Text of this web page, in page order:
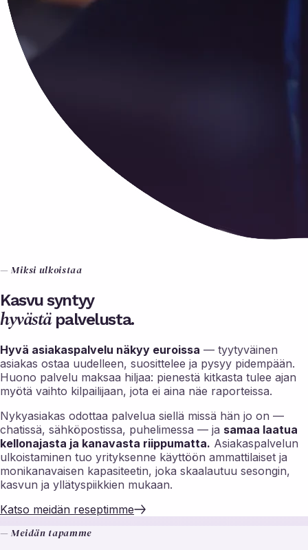
— Miksi ulkoistaa
Kasvu syntyy
hyvästäpalvelusta.
Hyvä asiakaspalvelu näkyy euroissa — tyytyväinen
asiakas ostaa uudelleen, suosittelee ja pysyy pidempään.
Huono palvelu maksaa hiljaa: pienestä kitkasta tulee ajan
myötä vaihto kilpailijaan, jota ei aina näe raporteissa.
Nykyasiakas odottaa palvelua siellä missä hän jo on —
chatissä, sähköpostissa, puhelimessa — ja samaa laatua
kellonajasta ja kanavasta riippumatta. Asiakaspalvelun
ulkoistaminen tuo yrityksenne käyttöön ammattilaiset ja
monikanavaisen kapasiteetin, joka skaalautuu sesongin,
kasvun ja yllätyspiikkien mukaan.
Katso meidän reseptimme
— Meidän tapamme